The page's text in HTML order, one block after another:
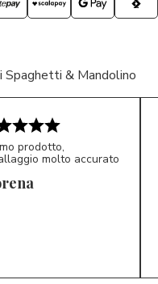
Spaghetti & Mandolino
prodotto,
molto accurato